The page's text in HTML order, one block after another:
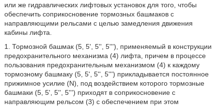
или же гидравлических лифтовых установок для того, чтобы
обеспечить соприкосновение тормозных башмаков с
направляющими рельсами с целью замедления движения
кабины лифта.
1. Тормозной башмак (5, 5', 5'', 5'''), применяемый в конструкции
предохранительного механизма (4) лифта, причем в процессе
пользования предохранительным механизмом (4) к каждому
тормозному башмаку (5, 5', 5'', 5''') прикладывается постоянное
прижимное усилие (N), под воздействием которого тормозные
башмаки (5, 5', 5'', 5''') приходят в соприкосновение с
направляющим рельсом (3) с обеспечением при этом